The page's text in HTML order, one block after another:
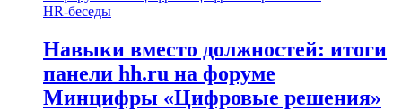
HR-беседы
Навыки вместо должностей: итоги
панели hh.ru на форуме
Минцифры «Цифровые решения»